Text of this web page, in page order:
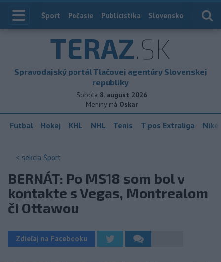
Index
Šport Počasie Publicistika Slovensko
TERAZ.SK
Spravodajský portál Tlačovej agentúry Slovenskej
republiky
Sobota 8. august 2026
Meniny má Oskar
Futbal Hokej KHL NHL Tenis Tipos Extraliga
< sekcia Šport
BERNÁT: Po MS18 som bol v
kontakte s Vegas, Montrealom
či Ottawou
Zdieľaj na Facebooku